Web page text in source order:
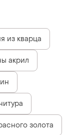
из кварца
акрил
золота